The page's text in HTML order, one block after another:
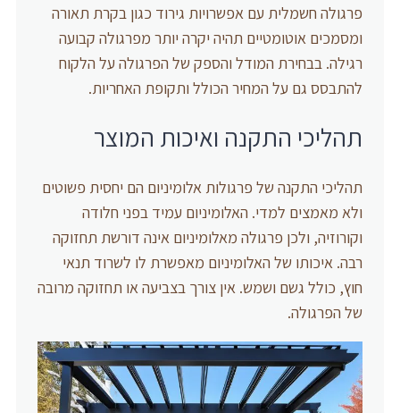
פרגולה חשמלית עם אפשרויות גירוד כגון בקרת תאורה
ומסמכים אוטומטיים תהיה יקרה יותר מפרגולה קבועה
רגילה. בבחירת המודל והספק של הפרגולה על הלקוח
להתבסס גם על המחיר הכולל ותקופת האחריות.
תהליכי התקנה ואיכות המוצר
תהליכי התקנה של פרגולות אלומיניום הם יחסית פשוטים
ולא מאמצים למדי. האלומיניום עמיד בפני חלודה
וקורוזיה, ולכן פרגולה מאלומיניום אינה דורשת תחזוקה
רבה. איכותו של האלומיניום מאפשרת לו לשרוד תנאי
חוץ, כולל גשם ושמש. אין צורך בצביעה או תחזוקה מרובה
של הפרגולה.